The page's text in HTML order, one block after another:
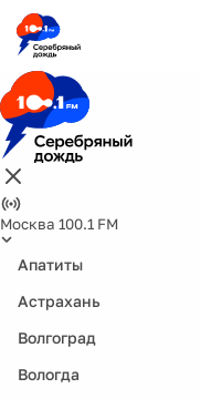
Москва 100.1 FM
Апатиты
Астрахань
Волгоград
Вологда